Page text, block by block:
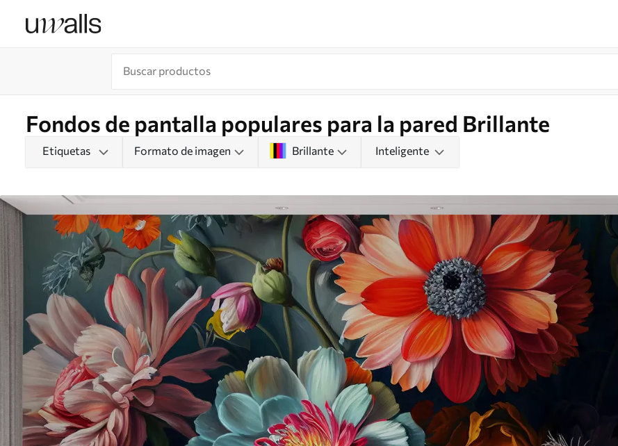
Fondos de pantalla populares para la pared Brillante
Etiquetas Formato de imagen Brillante Inteligente